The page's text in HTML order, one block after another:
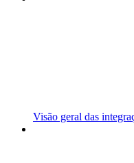
Visão geral das